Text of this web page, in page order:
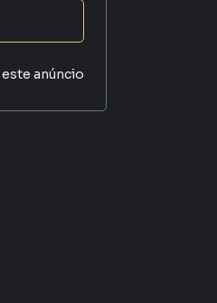
anúncio